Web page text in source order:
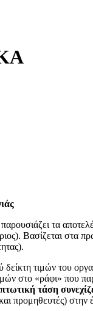
τα
Βασίζεται στα
τιμών του
στο «ράφι» που
τάση
προμηθευτές)